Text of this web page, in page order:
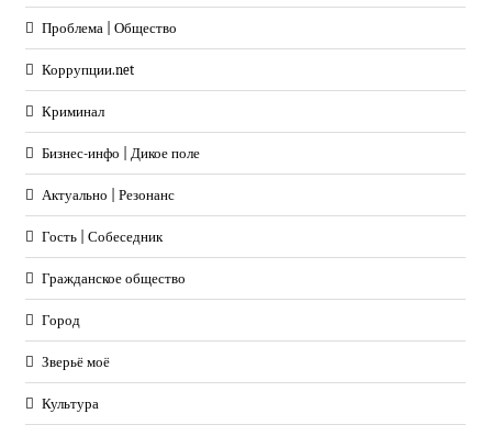
Проблема | Общество
Коррупции.net
Криминал
Бизнес-инфо | Дикое поле
Актуально | Резонанс
Гость | Собеседник
Гражданское общество
Город
Зверьё моё
Культура